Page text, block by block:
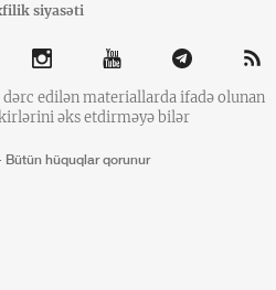
siyasəti
edilən materiallarda ifadə olunan
əks etdirməyə bilər
Bütün hüquqlar qorunur